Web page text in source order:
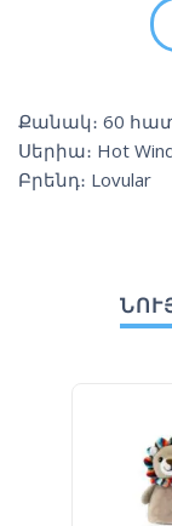
Քանակ։ 60
Սերիա։ Hot
Բրենդ։ Lovular